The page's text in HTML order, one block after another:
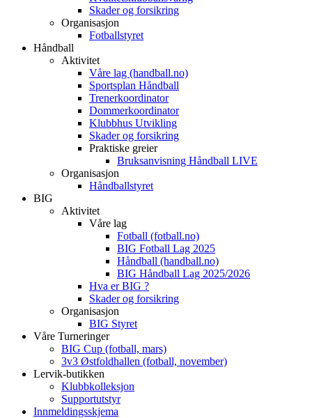
Skader og forsikring
Organisasjon
Fotballstyret
Håndball
Aktivitet
Våre lag (handball.no)
Sportsplan Håndball
Trenerkoordinator
Dommerkoordinator
Klubbhus Utvikling
Skader og forsikring
Praktiske greier
Bruksanvisning Håndball LIVE
Organisasjon
Håndballstyret
BIG
Aktivitet
Våre lag
Fotball (fotball.no)
BIG Fotball Lag 2025
Håndball (handball.no)
BIG Håndball Lag 2025/2026
Hva er BIG ?
Skader og forsikring
Organisasjon
BIG Styret
Våre Turneringer
BIG Cup (fotball, mars)
3v3 Østfoldhallen (fotball, november)
Lervik-butikken
Klubbkolleksjon
Supportutstyr
Innmeldingsskjema